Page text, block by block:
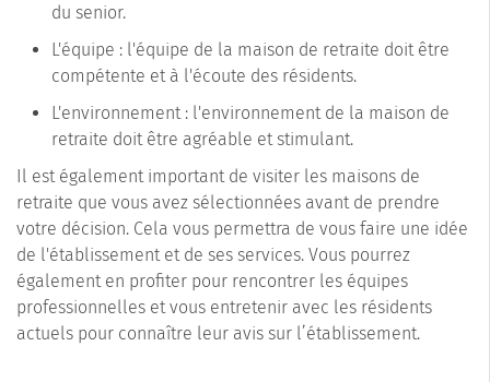
du senior.
L'équipe : l'équipe de la maison de retraite doit être
compétente et à l'écoute des résidents.
L'environnement : l'environnement de la maison de
retraite doit être agréable et stimulant.
Il est également important de visiter les maisons de
retraite que vous avez sélectionnées avant de prendre
votre décision. Cela vous permettra de vous faire une idée
de l'établissement et de ses services. Vous pourrez
également en profiter pour rencontrer les équipes
professionnelles et vous entretenir avec les résidents
actuels pour connaître leur avis sur l’établissement.